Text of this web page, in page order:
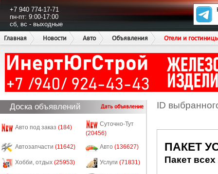
+7 940 774-17-71
пн-пт: 9:00-17:00
сб, вс - выходные
Главная
Новости Авто Объявления Отели и
Доска объявлений Дать объявление
Авто под заказ (184)
Суточно-Тут
(20456)
Автозапчасти (11642) Авто (136627)
Хобби, отдых (25953) Услуги (71831)
ID
ПАКЕТ
Пакет